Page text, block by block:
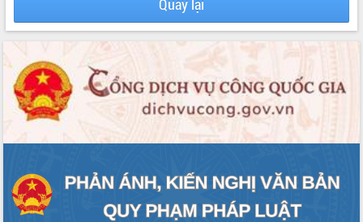
THÔNG TIN CHỈ ĐẠO ĐIỀU HÀNH
VĂN BẢN HĐND TỈNH
ĐIỂM TIN VĂN BẢN
Quay lại